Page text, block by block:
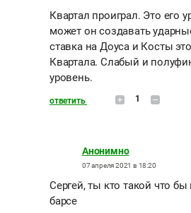
Квартал проиграл. Это его
может он создавать
ставка на Доуса и Косты
Квартала. Слабый и
уровень.
ответить 1
Анонимно
07 апреля 2021 в 18:20
Сергей, ты кто такой что бы
барсе